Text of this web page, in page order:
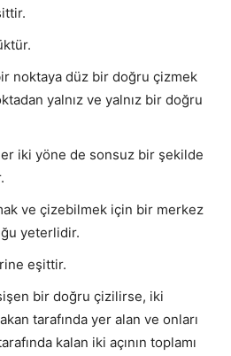
noktaya düz bir doğru çizmek
yalnız ve yalnız bir doğru
iki yöne de sonsuz bir şekilde
ve çizebilmek için bir merkez
yeterlidir.
eşittir.
bir doğru çizilirse, iki
tarafında yer alan ve onları
kalan iki açının toplamı